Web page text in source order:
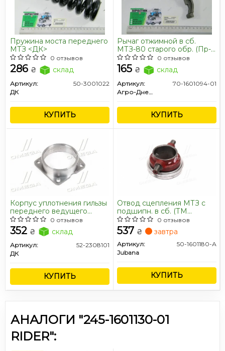
Все запчасти Rider →
Пружина моста переднего
МТЗ <ДК>
0 отзывов
286 ₴ склад
Артикул:
50-3001022
ДК
КУПИТЬ
Рычаг отжимной в сб.
МТЗ-80 старого обр. (Пр-
во Украина)0 отзывов
165 ₴ склад
Артикул:
70-1601094-01
Агро-Днепр
КУПИТЬ
Корпус уплотнения гильзы
переднего ведущего
моста (крышка) МТЗ-82-
950 <ДК>
0 отзывов
352 ₴ склад
Артикул:
52-2308101
ДК
КУПИТЬ
Отвод сцепления МТЗ с
подшипн. в сб. (ТМ
JUBANA)
0 отзывов
537 ₴ завтра
Артикул:
50-1601180-А
Jubana
КУПИТЬ
АНАЛОГИ "245-1601130-01
RIDER":